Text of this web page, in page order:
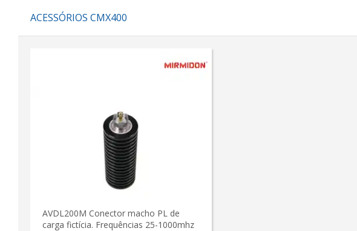
ACESSÓRIOS CMX400
AVDL200M Conector macho PL de
carga fictícia. Frequências 25-1000mhz